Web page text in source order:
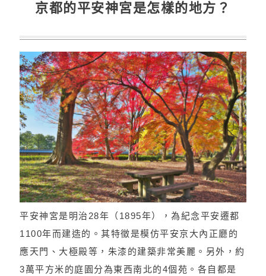
京都的平安神宮是怎樣的地方？
平安神宮是明治28年（1895年），為紀念平安遷都
1100年而建造的。其特徵是模仿平安京大內正廳的
應天門、大極殿等，朱漆的建築非常美麗。另外，約
3萬平方米的庭園分為東西南北的4個苑。各自都是